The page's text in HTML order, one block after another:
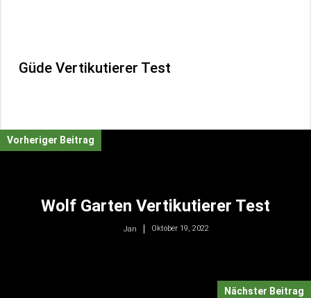
Güde Vertikutierer Test
Vorheriger Beitrag
Wolf Garten Vertikutierer Test
Jan Oktober 19, 2022
Nächster Beitrag